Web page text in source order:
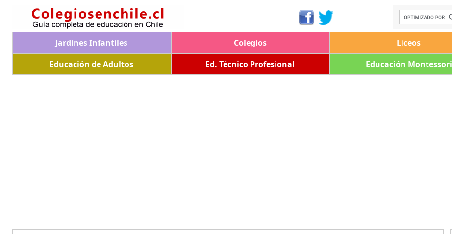
Jardines Infantiles Colegios Liceos
Educación de Adultos
Ed. Técnico Profesional Educación Montessori